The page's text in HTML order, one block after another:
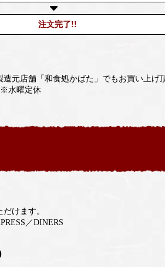
注文完了!!
元店舗「和食処かばた」でもお買い上げ
水曜定休
けます。
／DINERS